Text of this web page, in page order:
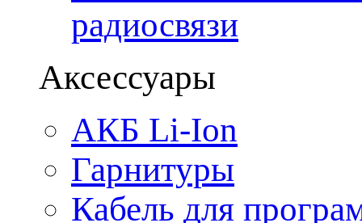
радиосвязи
Аксессуары
АКБ Li-Ion
Гарнитуры
Кабель для